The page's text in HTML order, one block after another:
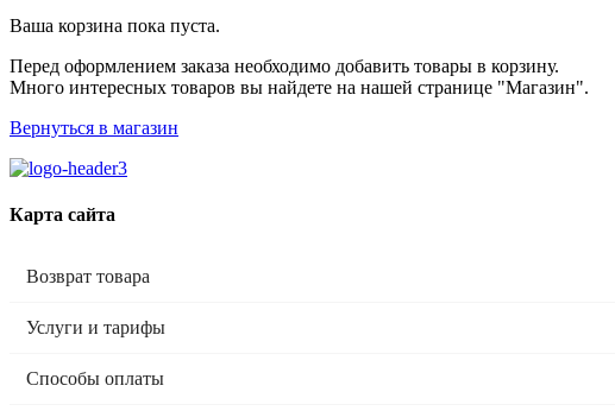
Ваша корзина пока пуста.
Перед оформлением заказа необходимо добавить товары в корзину.
Много интересных товаров вы найдете на нашей странице "Магазин".
Вернуться в магазин
Карта сайта
Возврат товара
Услуги и тарифы
Способы оплаты